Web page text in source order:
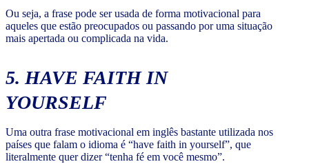
Ou seja, a frase pode ser usada de forma motivacional para
aqueles que estão preocupados ou passando por uma situação
mais apertada ou complicada na vida.
5. HAVE FAITH IN
YOURSELF
Uma outra frase motivacional em inglês bastante utilizada nos
países que falam o idioma é “have faith in yourself”, que
literalmente quer dizer “tenha fé em você mesmo”.